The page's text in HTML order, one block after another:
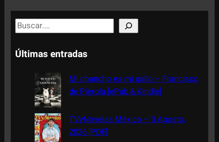
S
e
a
Últimas entradas
Mi chancho es mi gallo – Francisco
de Piérola [ePub & Kindle]
TVyNovelas México – 3 Agosto,
2026 [PDF]